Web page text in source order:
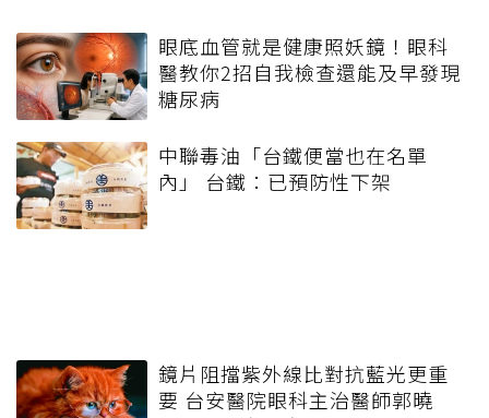
眼底血管就是健康照妖鏡！眼科
醫教你2招自我檢查還能及早發現
糖尿病
中聯毒油「台鐵便當也在名單
內」 台鐵：已預防性下架
鏡片阻擋紫外線比對抗藍光更重
要 台安醫院眼科主治醫師郭曉